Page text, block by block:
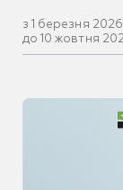
з 1 березня 2026
до 10 жовтня